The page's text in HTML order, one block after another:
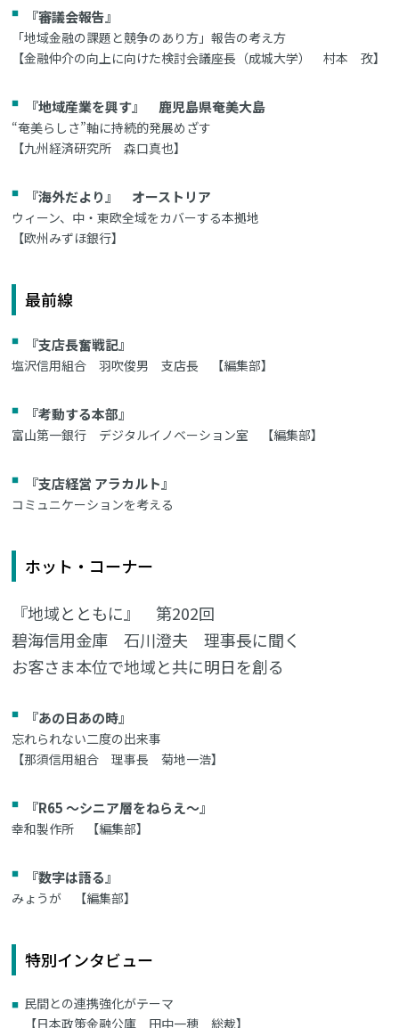
『審議会報告』
「地域金融の課題と競争のあり方」報告の考え方
【金融仲介の向上に向けた検討会議座長（成城大学） 村本 孜】
『地域産業を興す』 鹿児島県奄美大島
“奄美らしさ”軸に持続的発展めざす
【九州経済研究所 森口真也】
『海外だより』 オーストリア
ウィーン、中・東欧全域をカバーする本拠地
【欧州みずほ銀行】
最前線
『支店長奮戦記』
塩沢信用組合 羽吹俊男 支店長 【編集部】
『考動する本部』
富山第一銀行 デジタルイノベーション室 【編集部】
『支店経営 アラカルト』
コミュニケーションを考える
ホット・コーナー
『地域とともに』 第202回
碧海信用金庫 石川澄夫 理事長に聞く
お客さま本位で地域と共に明日を創る
『あの日あの時』
忘れられない二度の出来事
【那須信用組合 理事長 菊地一浩】
『R65 ～シニア層をねらえ～』
幸和製作所 【編集部】
『数字は語る』
みょうが 【編集部】
特別インタビュー
民間との連携強化がテーマ
【日本政策金融公庫 田中一穂 総裁】